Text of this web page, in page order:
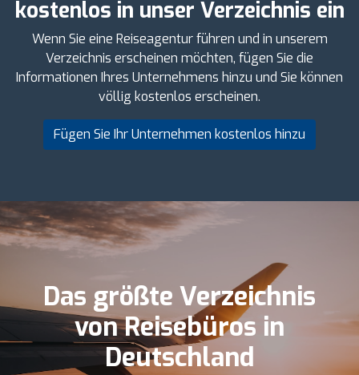
kostenlos in unser Verzeichnis ein
Wenn Sie eine Reiseagentur führen und in unserem
Verzeichnis erscheinen möchten, fügen Sie die
Informationen Ihres Unternehmens hinzu und Sie können
völlig kostenlos erscheinen.
Fügen Sie Ihr Unternehmen kostenlos hinzu
Das größte Verzeichnis
von Reisebüros in
Deutschland